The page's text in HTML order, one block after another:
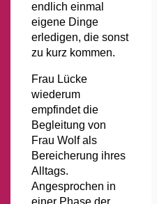
endlich einmal
eigene Dinge
erledigen, die sonst
zu kurz kommen.
Frau Lücke
wiederum
empfindet die
Begleitung von
Frau Wolf als
Bereicherung ihres
Alltags.
Angesprochen in
einer Phase der